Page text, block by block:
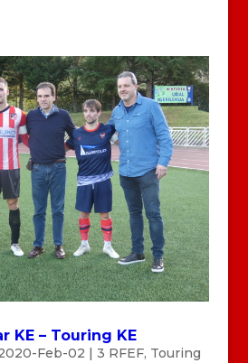
KE – Touring KE
Feb-02 3 RFEF, Touring